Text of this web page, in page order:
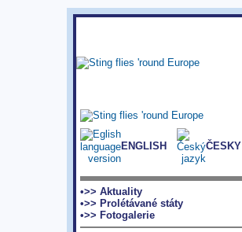
ENGLISH ČESKY
•>> Aktuality
•>> Prolétávané státy
•>> Fotogalerie